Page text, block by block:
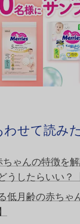
わせて読み
ゃんの特徴を
うしたらいい？
低月齢の赤ちゃ